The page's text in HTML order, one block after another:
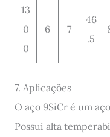
13
0
0
6 7
46
.5
7. Aplicações
O aço 9SiCr é um
Possui alta